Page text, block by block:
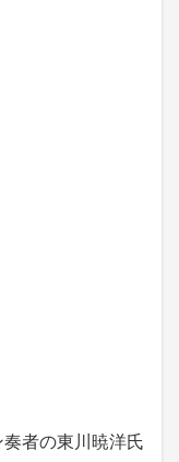
者の東川暁洋氏